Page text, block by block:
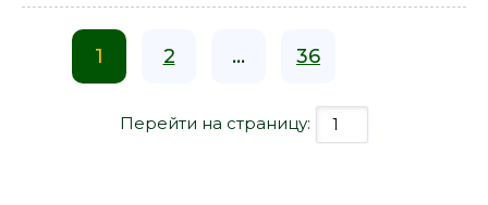
1 2 ... 36
Перейти на страницу: